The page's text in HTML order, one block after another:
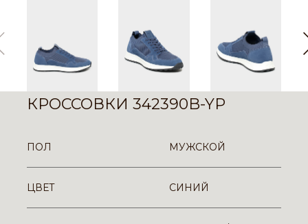
КРОССОВКИ 342390B-YP
ПОЛ МУЖСКОЙ
ЦВЕТ СИНИЙ